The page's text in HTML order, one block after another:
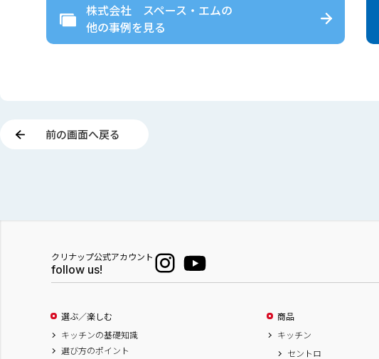
株式会社 スペース・エムの
他の事例を見る
前の画面へ戻る
クリナップ公式アカウント
follow us!
選ぶ／楽しむ
キッチンの基礎知識
選び方のポイント
商品
キッチン
セントロ